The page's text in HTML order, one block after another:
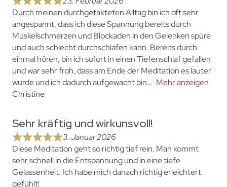
Durch meinen durchgetakteten Alltag bin ich oft sehr
angespannt, dass ich diese Spannung bereits durch
Muskelschmerzen und Blockaden in den Gelenken spüre
und auch schlecht durchschlafen kann. Bereits durch
einmal hören, bin ich sofort in einen Tiefenschlaf gefallen
und war sehr froh, dass am Ende der Meditation es lauter
wurde und ich dadurch aufgewacht bin
Mehr anzeigen
Christine
Sehr kräftig und wirkunsvoll!
3. Januar 2026
Diese Meditation geht so richtig tief rein. Man kommt
sehr schnell in die Entspannung und in eine tiefe
Gelassenheit. Ich habe mich danach richtig erleichtert
gefühlt!